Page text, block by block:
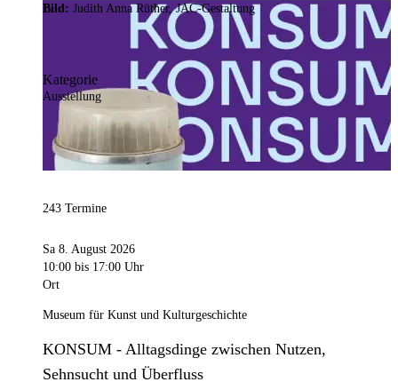
Bild: Judith Anna Rüther, JAC-Gestaltung
Kategorie
Ausstellung
243 Termine
Sa 8. August 2026
10:00 bis 17:00 Uhr
Ort
Museum für Kunst und Kulturgeschichte
KONSUM - Alltagsdinge zwischen Nutzen,
Sehnsucht und Überfluss